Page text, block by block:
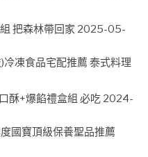
把森林帶回家 2025-05-
凍食品宅配推薦 泰式料理
酥+爆餡禮盒組 必吃 2024-
國寶頂級保養聖品推薦